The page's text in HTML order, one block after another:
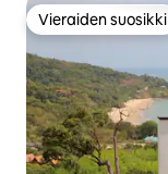
Vieraiden suosikki
Vieraiden suosikki